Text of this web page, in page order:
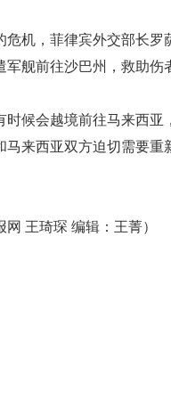
危机，菲律宾外交部长
舰前往沙巴州，救助伤
时候会越境前往马来西
马来西亚双方迫切需要
网 王琦琛 编辑：王菁）